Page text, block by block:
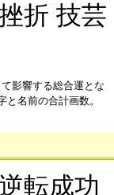
折 技芸
影響する総合運とな
名前の合計画数。
転成功